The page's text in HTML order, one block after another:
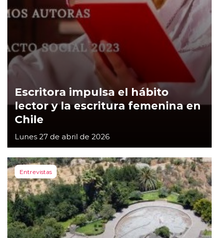
Escritora impulsa el hábito
lector y la escritura femenina en
Chile
Lunes 27 de abril de 2026
Entrevistas